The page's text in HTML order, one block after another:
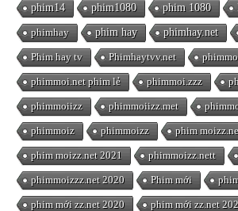
phim14 phim1080 phim 1080
phimhay phim hay phimhay.net
Phim hay tv Phimhaytvv.net
phimmoi.net phim lẻ phimmoi.zzz
phimmoiizz phimmoiizz.met
phimmoiz phimmoizz phim
phim moizz.net 2021 phimmoizz.nett
phimmoizzz.net 2020 Phim mới
phim mới zz.net 2020 phim mới zz.net